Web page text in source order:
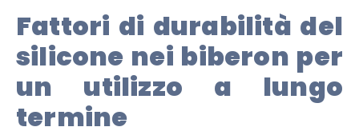
Fattori di durabilità del
silicone nei biberon per
un utilizzo a lungo
termine